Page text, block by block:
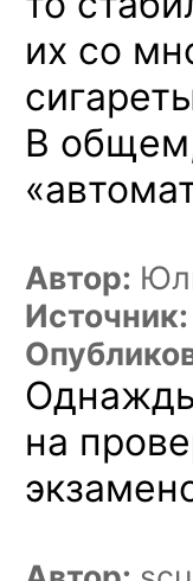
их со
В
Автор:
Источник:
на